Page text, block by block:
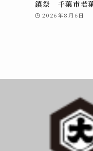
鎮祭 千葉市若
2026年8月6日